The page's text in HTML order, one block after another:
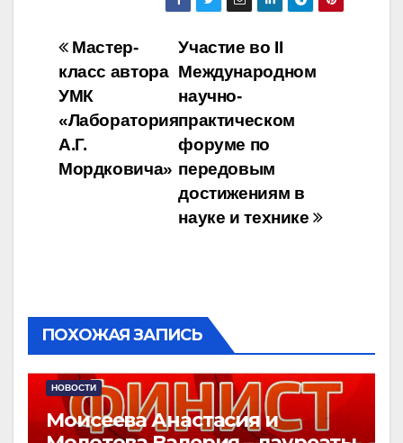
Навигация
по
записям
Участие во II
Международном
научно-
практическом
форуме по
передовым
достижениям в
науке и технике
Мастер-
класс автора
УМК
«Лаборатория
А.Г.
Мордковича»
ПОХОЖАЯ ЗАПИСЬ
НОВОСТИ
Моисеева Анастасия и